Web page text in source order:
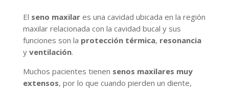
El seno maxilares una cavidad ubicada en la región
maxilar relacionada con la cavidad bucal y sus
funciones son la protección térmica, resonancia
y ventilación.
Muchos pacientes tienen senos maxilares muy
extensos, por lo que cuando pierden un diente,